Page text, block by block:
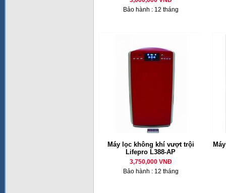
Bảo hành : 12 tháng
Máy lọc không khí vượt trội
Lifepro L388-AP
3,750,000 VNĐ
Bảo hành : 12 tháng